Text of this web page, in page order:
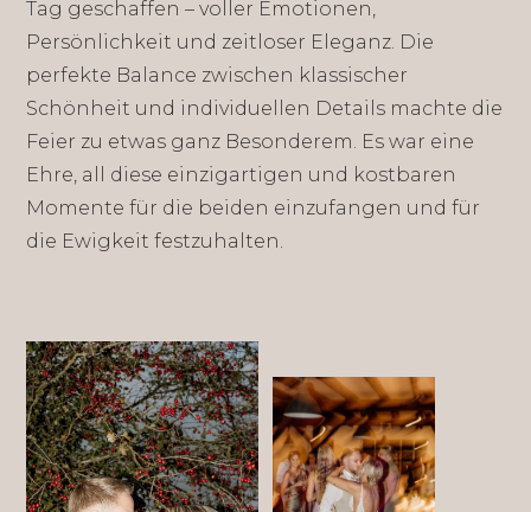
Tag geschaffen – voller Emotionen,
Persönlichkeit und zeitloser Eleganz. Die
perfekte Balance zwischen klassischer
Schönheit und individuellen Details machte die
Feier zu etwas ganz Besonderem. Es war eine
Ehre, all diese einzigartigen und kostbaren
Momente für die beiden einzufangen und für
die Ewigkeit festzuhalten.